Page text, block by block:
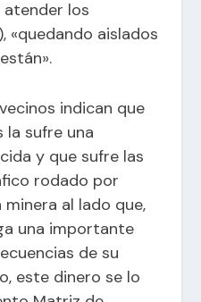
atender los
«quedando aislados
indican que
sufre una
y que sufre las
rodado por
al lado que,
una importante
de su
este dinero se lo